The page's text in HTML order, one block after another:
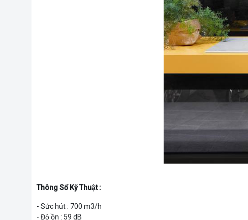
Thông Số Kỹ Thuật :
- Sức hút : 700 m3/h
- Độ ồn : 59 dB